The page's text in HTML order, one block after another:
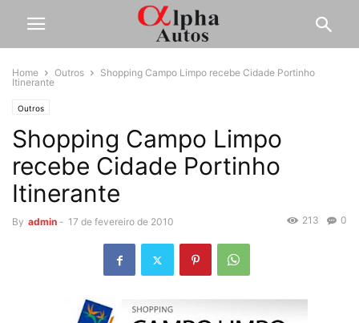
Home Outros
Shopping Campo Limpo recebe Cidade Portinho
Itinerante
Outros
Shopping Campo Limpo
recebe Cidade Portinho
Itinerante
By admin - 17 de fevereiro de 2010 0
213